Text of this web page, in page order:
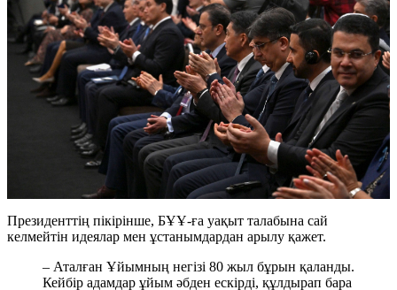
Президенттің пікірінше, БҰҰ-ға уақыт талабына сай
келмейтін идеялар мен ұстанымдардан арылу қажет.
– Аталған Ұйымның негізі 80 жыл бұрын қаланды.
Кейбір адамдар ұйым әбден ескірді, құлдырап бара